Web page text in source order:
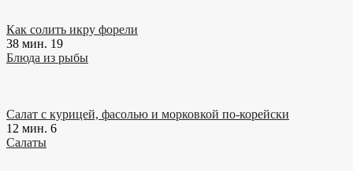
Как солить икру форели
38 мин. 19
Блюда из рыбы
Салат с курицей, фасолью и морковкой по-корейски
12 мин. 6
Салаты